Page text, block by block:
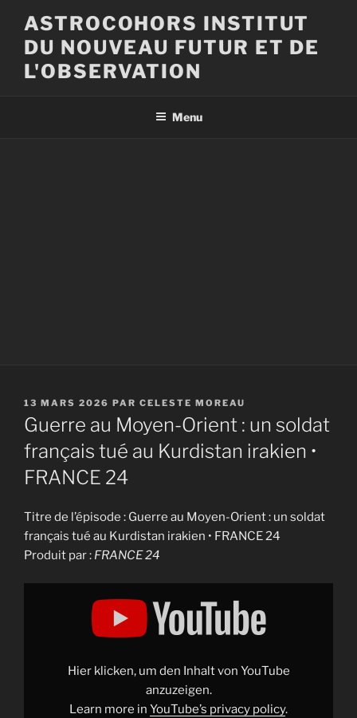
contenu
principal
ASTROCOHORS INSTITUT
DU NOUVEAU FUTUR ET DE
L'OBSERVATION
Menu
PUBLIÉ
LE
13 MARS 2026 PAR CELESTE MOREAU
Guerre au Moyen-Orient : un soldat
français tué au Kurdistan irakien •
FRANCE 24
Titre de l’épisode : Guerre au Moyen-Orient : un soldat
français tué au Kurdistan irakien • FRANCE 24
Produit par : FRANCE 24
Display
Kurdistan
Hier klicken, um den Inhalt von YouTube
anzuzeigen.
Learn more in YouTube’s privacy policy.